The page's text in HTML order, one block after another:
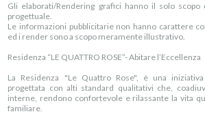
Gli elaborati/Rendering grafici hanno il solo
progettuale.
Le informazioni pubblicitarie non hanno carattere
ed i render sono a scopo meramente illustrativo.
Residenza “LE QUATTRO ROSE”- Abitare l’Eccellenza
La Residenza "Le Quattro Rose", è una
progettata con alti standard qualitativi che,
interne, rendono confortevole e rilassante la vita
familiare.